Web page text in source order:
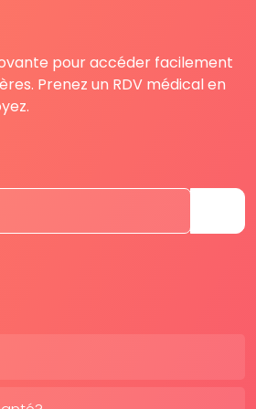
pour accéder facilement
Prenez un RDV médical en